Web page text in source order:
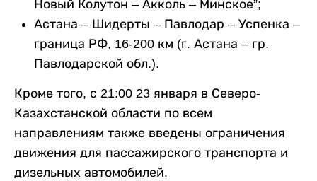
Новый Колутон – Акколь – Минское”;
Астана – Шидерты – Павлодар – Успенка –
граница РФ, 16-200 км (г. Астана – гр.
Павлодарской обл.).
Кроме того, с 21:00 23 января в Северо-
Казахстанской области по всем
направлениям также введены ограничения
движения для пассажирского транспорта и
дизельных автомобилей.